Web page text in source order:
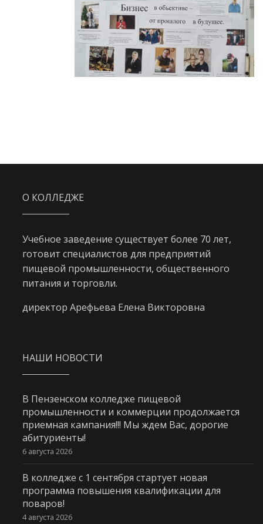
О КОЛЛЕДЖЕ
Учебное заведение существует более 70 лет,
готовит специалистов для предприятий
пищевой промышленности, общественного
питания и торговли.
директор Арефьева Елена Викторовна
НАШИ НОВОСТИ
В Пензенском колледже пищевой
промышленности и коммерции продолжается
приемная кампания!!! Мы ждем Вас, дорогие
абитуриенты!
6 августа 2026
В колледже с 1 сентября стартует новая
программа повышения квалификации для
поваров!
4 августа 2026